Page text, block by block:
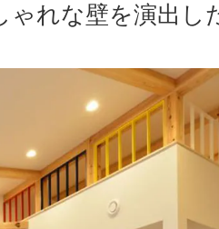
れな壁を演出